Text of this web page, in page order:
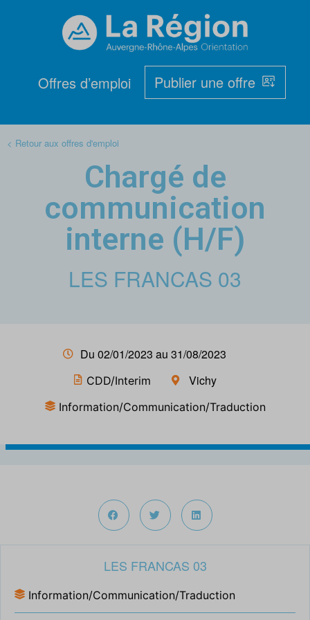
Offres d’emploi Publier une offre
< Retour aux offres d'emploi
Chargé de
communication
interne (H/F)
LES FRANCAS 03
Du 02/01/2023 au 31/08/2023
CDD/Interim Vichy
Information/Communication/Traduction
LES FRANCAS 03
Information/Communication/Traduction